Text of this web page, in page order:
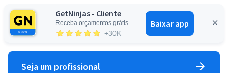
GetNinjas - Cliente
Receba orçamentos grátis
+30K
Baixar app
Entrar
Seja um profissional